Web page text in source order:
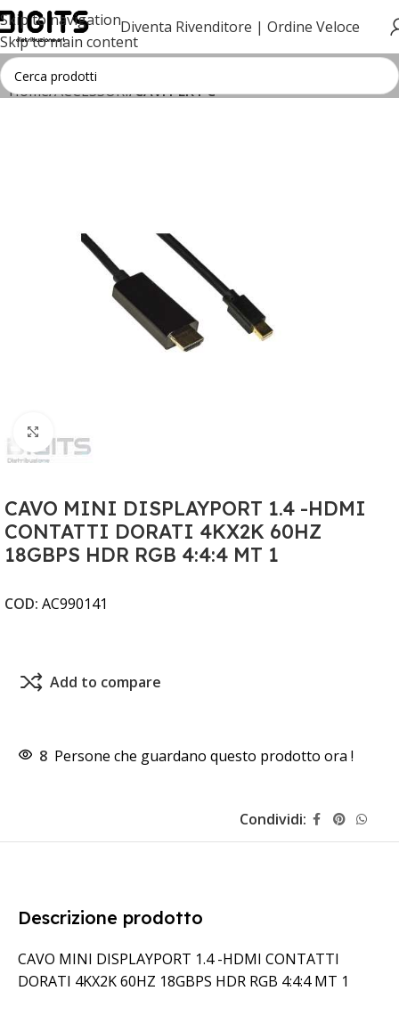
Skip to navigation
Skip to main content
Diventa Rivenditore | Ordine Veloce
Home ACCESSORI CAVI PER PC
CAVO MINI DISPLAYPORT 1.4 -HDMI
CONTATTI DORATI 4KX2K 60HZ
18GBPS HDR RGB 4:4:4 MT 1
COD: AC990141
Add to compare
8 Persone che guardano questo prodotto ora !
Condividi:
Descrizione prodotto
CAVO MINI DISPLAYPORT 1.4 -HDMI CONTATTI
DORATI 4KX2K 60HZ 18GBPS HDR RGB 4:4:4 MT 1